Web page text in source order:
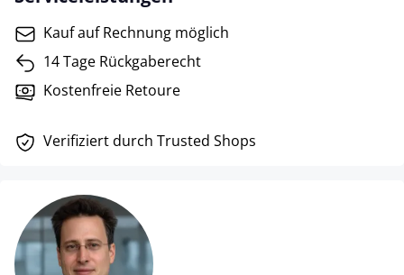
Kauf auf Rechnung möglich
14 Tage Rückgaberecht
Kostenfreie Retoure
Verifiziert durch Trusted Shops